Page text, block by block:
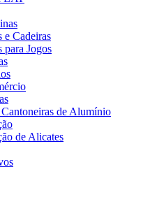
e Cadeiras
para Jogos
de Alumínio
de Alicates